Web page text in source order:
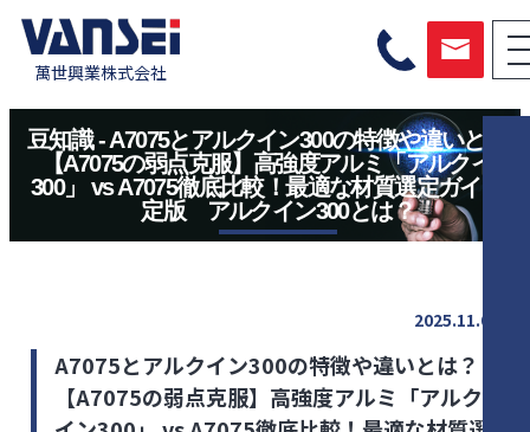
萬世興業株式会社
豆知識 - A7075とアルクイン300の特徴や違いとは？
【A7075の弱点克服】高強度アルミ「アルクイン
300」 vs A7075徹底比較！最適な材質選定ガイド決
定版 アルクイン300とは？
2025.11.04
A7075とアルクイン300の特徴や違いとは？
【A7075の弱点克服】高強度アルミ「アルク